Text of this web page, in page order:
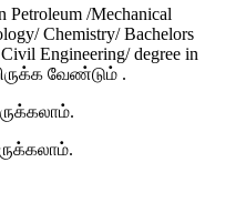
Petroleum /Mechanical
Chemistry/ Bachelors
Engineering/ degree in
வேண்டும் .